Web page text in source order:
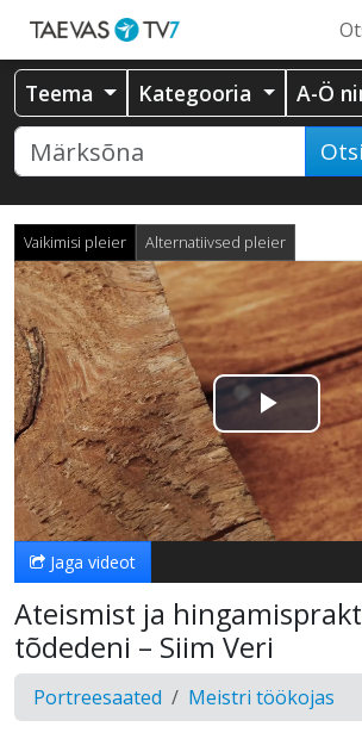
Teema Kategooria A-Ö
Otsi
Vaikimisi pleier Alternatiivsed pleier
Esita
video
Jaga videot
Ateismist ja
tõdedeni – Siim Veri
Portreesaated Meistri töökojas